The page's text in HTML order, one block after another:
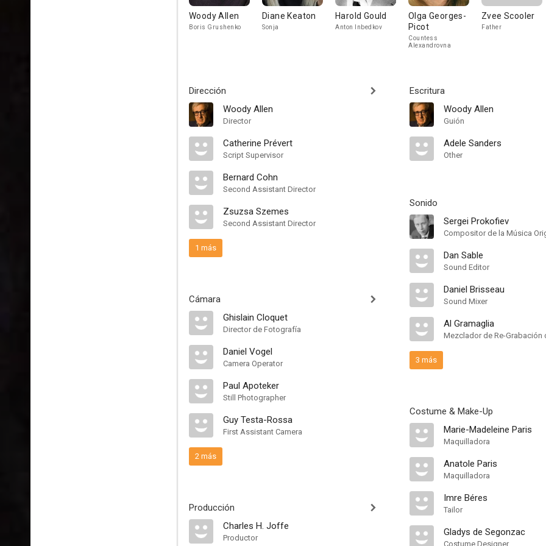
Woody Allen
Boris Grushenko
Diane Keaton
Sonja
Harold Gould
Anton Inbedkov
Olga Georges-
Picot
Countess
Alexandrovna
Zvee Scooler
Father
Dirección
Woody Allen
Director
Catherine Prévert
Script Supervisor
Bernard Cohn
Second Assistant Director
Zsuzsa Szemes
Second Assistant Director
1 más
Cámara
Ghislain Cloquet
Director de Fotografía
Daniel Vogel
Camera Operator
Paul Apoteker
Still Photographer
Guy Testa-Rossa
First Assistant Camera
2 más
Producción
Charles H. Joffe
Productor
Escritura
Woody Allen
Guión
Adele Sanders
Other
Sonido
Sergei Prokofiev
Compositor de la Música
Dan Sable
Sound Editor
Daniel Brisseau
Sound Mixer
Al Gramaglia
Mezclador de Re-Grabación
3 más
Costume & Make-Up
Marie-Madeleine Paris
Maquilladora
Anatole Paris
Maquilladora
Imre Béres
Tailor
Gladys de Segonzac
Costume Designer